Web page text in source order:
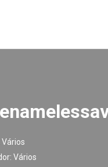
Vários
Vários